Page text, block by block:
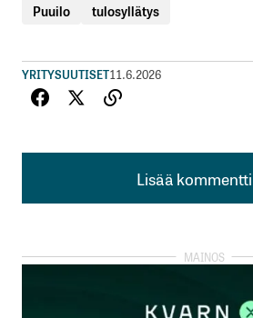
Puuilo tulosyllätys
YRITYSUUTISET11.6.2026
Lisää kommentti
Lisää kommentti
rekisteröityä